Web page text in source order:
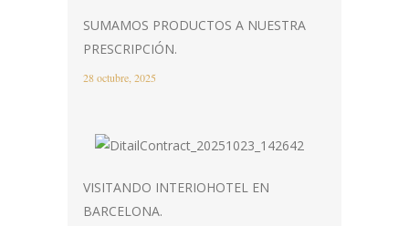
SUMAMOS PRODUCTOS A NUESTRA
PRESCRIPCIÓN.
28 octubre, 2025
VISITANDO INTERIOHOTEL EN
BARCELONA.